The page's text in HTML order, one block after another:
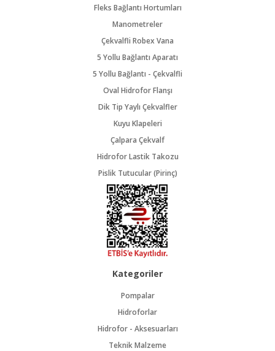
Fleks Bağlantı Hortumları
Manometreler
Çekvalfli Robex Vana
5 Yollu Bağlantı Aparatı
5 Yollu Bağlantı - Çekvalfli
Oval Hidrofor Flanşı
Dik Tip Yaylı Çekvalfler
Kuyu Klapeleri
Çalpara Çekvalf
Hidrofor Lastik Takozu
Pislik Tutucular (Pirinç)
Kategoriler
Pompalar
Hidroforlar
Hidrofor - Aksesuarları
Teknik Malzeme